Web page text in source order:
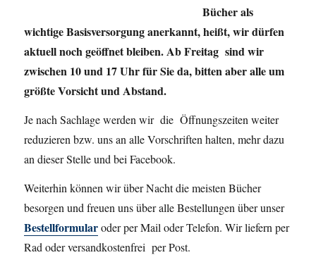
Bücher als
wichtige Basisversorgung anerkannt, heißt, wir dürfen
aktuell noch geöffnet bleiben. Ab Freitag sind wir
zwischen 10 und 17 Uhr für Sie da, bitten aber alle um
größte Vorsicht und Abstand.
Je nach Sachlage werden wir die Öffnungszeiten weiter
reduzieren bzw. uns an alle Vorschriften halten, mehr dazu
an dieser Stelle und bei Facebook.
Weiterhin können wir über Nacht die meisten Bücher
besorgen und freuen uns über alle Bestellungen über unser
Bestellformularoder per Mail oder Telefon. Wir liefern per
Rad oder versandkostenfrei per Post.